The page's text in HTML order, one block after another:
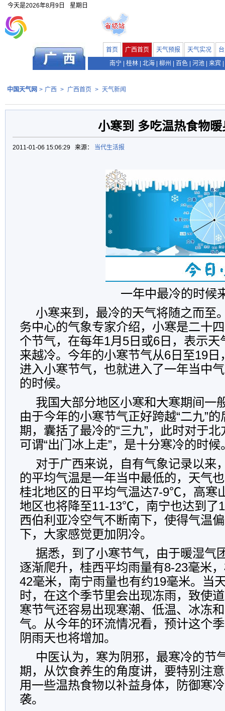
今天是2026年8月9日 星期日
首页 广西首页 天气预报 天气实况
南宁
桂林 北海 柳州 百色 河池 来宾
中国天气网 > 广西 > 广西首页 > 天气新闻
小寒到 多吃温热食物暖
2011-01-06 15:06:29 来源： 当代生活报
一年中最冷的时候
小寒来到，最冷的天气将随之而至
务中心的气象专家介绍，小寒是二十
个节气，在每年1月5日或6日，表示天
来越冷。今年的小寒节气从6日至19日
进入小寒节气，也就进入了一年当中
的时候。
我国大部分地区小寒和大寒期间一
由于今年的小寒节气正好跨越“二九”的
期，囊括了最冷的“三九”，此时对于
可谓“出门冰上走”，是十分寒冷的时候
对于广西来说，自有气象记录以来
的平均气温是一年当中最低的，天气
桂北地区的日平均气温达7-9℃，高寒
地区也将降至11-13℃，南宁也达到
西伯利亚冷空气不断南下，使得气温
下，大家感觉更加阴冷。
据悉，到了小寒节气，由于暖湿气
逐渐爬升，桂西平均雨量有8-23毫米
42毫米，南宁雨量也有约19毫米。当
时，在这个季节里会出现冻雨，致使
寒节气还容易出现寒潮、低温、冰冻
气。从今年的环流情况看，预计这个
阴雨天也将增加。
中医认为，寒为阴邪，最寒冷的节
期，从饮食养生的角度讲，要特别注
用一些温热食物以补益身体，防御寒
袭。